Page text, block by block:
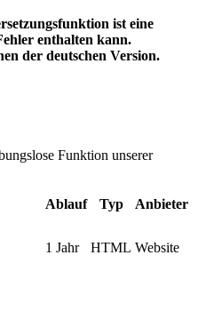
ist eine
enthalten kann.
der deutschen Version.
Funktion unserer
Ablauf Typ Anbieter
1 Jahr HTML Website